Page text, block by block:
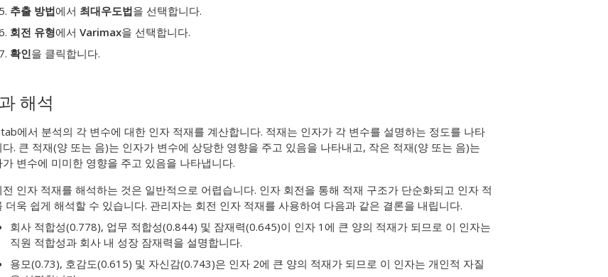
추출 방법에서 최대우도법을 선택합니다.
회전 유형에서 Varimax을 선택합니다.
확인을 클릭합니다.
해석
에서 분석의 각 변수에 대한 인자 적재를 계산합니다. 적재는 인자가 각 변수를 설명하는 정도를 나타
다. 큰 적재(양 또는 음)는 인자가 변수에 상당한 영향을 주고 있음을 나타내고, 작은 적재(양 또는 음)는
가 변수에 미미한 영향을 주고 있음을 나타냅니다.
전 인자 적재를 해석하는 것은 일반적으로 어렵습니다. 인자 회전을 통해 적재 구조가 단순화되고 인자 적
더욱 쉽게 해석할 수 있습니다. 관리자는 회전 인자 적재를 사용하여 다음과 같은 결론을 내립니다.
회사 적합성(0.778), 업무 적합성(0.844) 및 잠재력(0.645)이 인자 1에 큰 양의 적재가 되므로 이 인자는
직원 적합성과 회사 내 성장 잠재력을 설명합니다.
용모(0.73), 호감도(0.615) 및 자신감(0.743)은 인자 2에 큰 양의 적재가 되므로 이 인자는 개인적 자질